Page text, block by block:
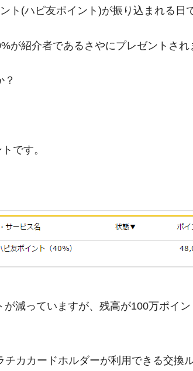
ト(ハピ友ポイント)が振り込まれる日
が紹介者であるさやにプレゼントされ
です。
減っていますが、残高が100万ポイン
カカードホルダーが利用できる交換